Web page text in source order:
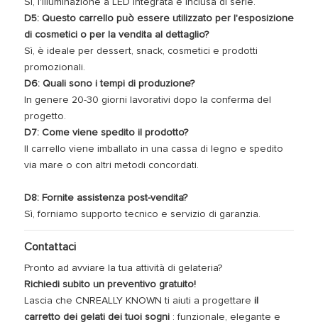
Sì, l'illuminazione a LED integrata è inclusa di serie.
D5: Questo carrello può essere utilizzato per l'esposizione
di cosmetici o per la vendita al dettaglio?
Sì, è ideale per dessert, snack, cosmetici e prodotti
promozionali.
D6: Quali sono i tempi di produzione?
In genere 20-30 giorni lavorativi dopo la conferma del
progetto.
D7: Come viene spedito il prodotto?
Il carrello viene imballato in una cassa di legno e spedito
via mare o con altri metodi concordati.
D8: Fornite assistenza post-vendita?
Sì, forniamo supporto tecnico e servizio di garanzia.
Contattaci
Pronto ad avviare la tua attività di gelateria?
Richiedi subito un preventivo gratuito!
Lascia che CNREALLY KNOWN ti aiuti a progettare il
carretto dei gelati dei tuoi sogni: funzionale, elegante e